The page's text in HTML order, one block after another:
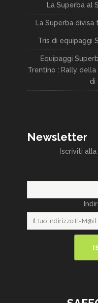
La Superba al
La Superba divisa
Tris di equipaggi
Equipaggi
Trentino : Rally
di
Newsletter
Iscriviti